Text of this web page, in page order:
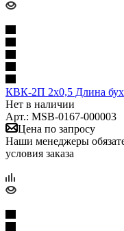
КВК-2П 2х0,5 Длина
Нет в наличии
Арт.: MSB-0167-000003
Цена по запросу
Наши менеджеры
условия заказа